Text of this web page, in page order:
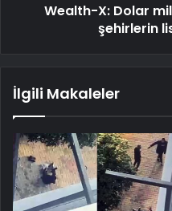
Wealth-X: Dolar
şehirlerin
İlgili Makaleler